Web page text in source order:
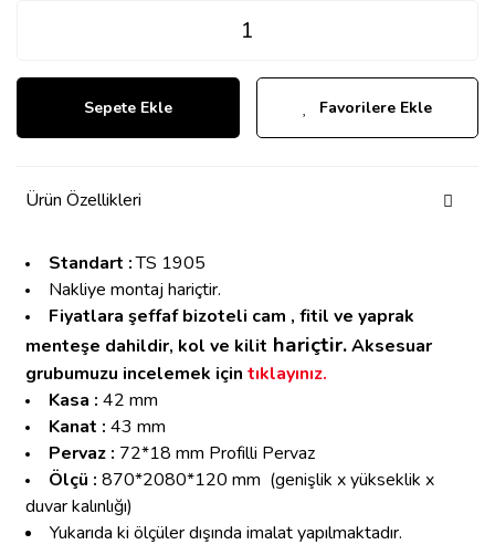
Sepete Ekle Favorilere Ekle
Ürün Özellikleri
Standart :TS 1905
Nakliye montaj hariçtir.
Fiyatlara şeffaf bizoteli cam , fitil ve yaprak
menteşe dahildir, kol ve kilit hariçtir.Aksesuar
grubumuzu incelemek için tıklayınız.
Kasa : 42 mm
Kanat : 43 mm
Pervaz : 72*18 mm Profilli Pervaz
Ölçü : 870*2080*120 mm (genişlik x yükseklik x
duvar kalınlığı)
Yukarıda ki ölçüler dışında imalat yapılmaktadır.